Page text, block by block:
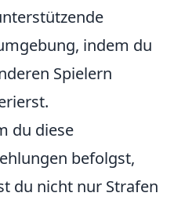
indem du
Spielern
du diese
befolgst,
du nicht nur Strafen